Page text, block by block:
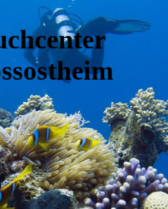
ssostheim